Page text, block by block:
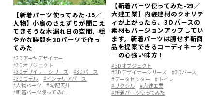
【新着パーツ使ってみた-15／
人物】小鳥のさえずりが聞こえ
てきそうな木漏れ日の空間、穏
やかな時間を3Dパーツで作っ
てみた
#3Dアーキデザイナー
#3Dオブジェクト
#3Dデザイナーシリーズ
#3Dパース
#3Dモデル
#インテリアパース
#人物パーツ
#勾配天井
#新着パーツ使ってみた
【新着パーツ使ってみた-29／
大建工業】内装建材のクオリテ
ィが上がったら、3Ｄパースの
素材もバージョンアップしてい
ます。新着パーツは臆せず新商
品を提案できるコーディネータ
ーの心強い味方！
#3Dオブジェクト
#3Dデザイナーシリーズ
#3Dパース
#データセンター
#トイレ
#リクシル
#大建工業
#新着パーツ使ってみた